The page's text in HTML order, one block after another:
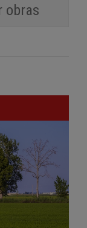
obras